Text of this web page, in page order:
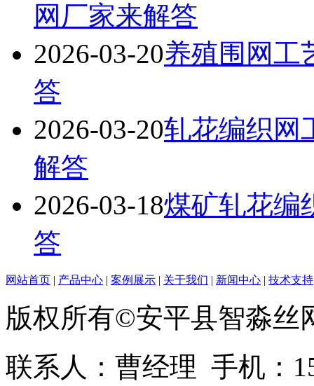
网厂家来解答
2026-03-20养殖围网工
答
2026-03-20轧花编织网
解答
2026-03-18煤矿轧花编
答
网站首页 | 产品中心 | 案例展示 | 关于我们 | 新闻中心 | 技术支持
版权所有©安平县智淼丝
联系人：曹经理 手机：